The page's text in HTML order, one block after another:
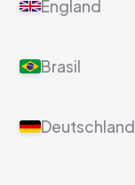
England
Brasil
Deutschland